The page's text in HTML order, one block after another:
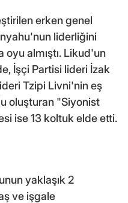
erken genel
liderliğini
oyu almıştı. Likud'un
İşçi Partisi lideri İzak
Tzipi Livni'nin eş
oluşturan "Siyonist
ise 13 koltuk elde etti.
yaklaşık 2
ve işgale